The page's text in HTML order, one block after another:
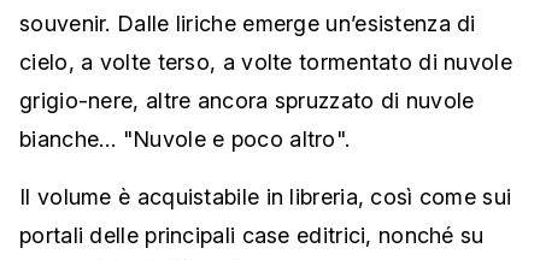
souvenir. Dalle liriche emerge un’esistenza di
cielo, a volte terso, a volte tormentato di nuvole
grigio-nere, altre ancora spruzzato di nuvole
bianche… "Nuvole e poco altro".
Il volume è acquistabile in libreria, così come sui
portali delle principali case editrici, nonché su